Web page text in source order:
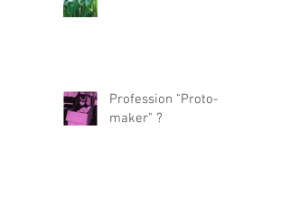
Profession "Proto-
maker" ?